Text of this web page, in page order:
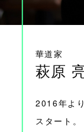
華道家
萩原
2016年よ
スタート